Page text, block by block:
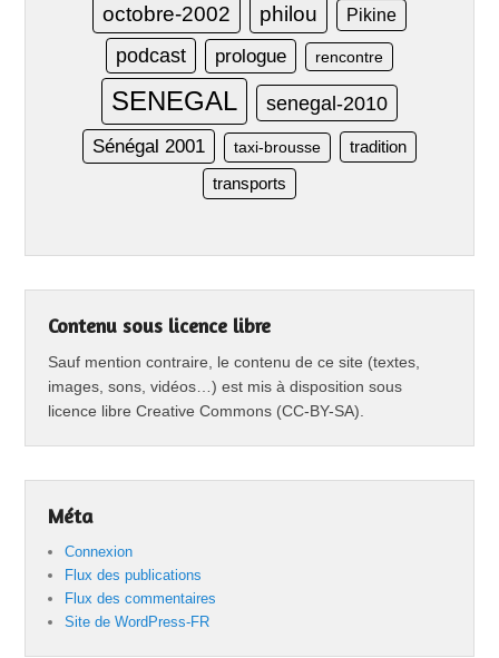
octobre-2002 philou Pikine
podcast prologue rencontre
SENEGAL senegal-2010
Sénégal 2001 taxi-brousse tradition
transports
Contenu sous licence libre
Sauf mention contraire, le contenu de ce site (textes,
images, sons, vidéos…) est mis à disposition sous
licence libre Creative Commons (CC-BY-SA).
Méta
Connexion
Flux des publications
Flux des commentaires
Site de WordPress-FR